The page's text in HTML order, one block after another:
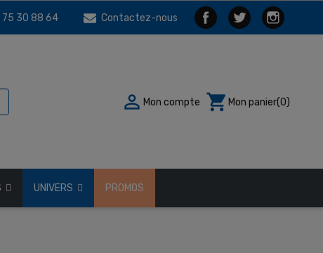
75 30 88 64 Contactez-nous
 Mon compte shopping_cart Mon panier(0)
UNIVERS PROMOS